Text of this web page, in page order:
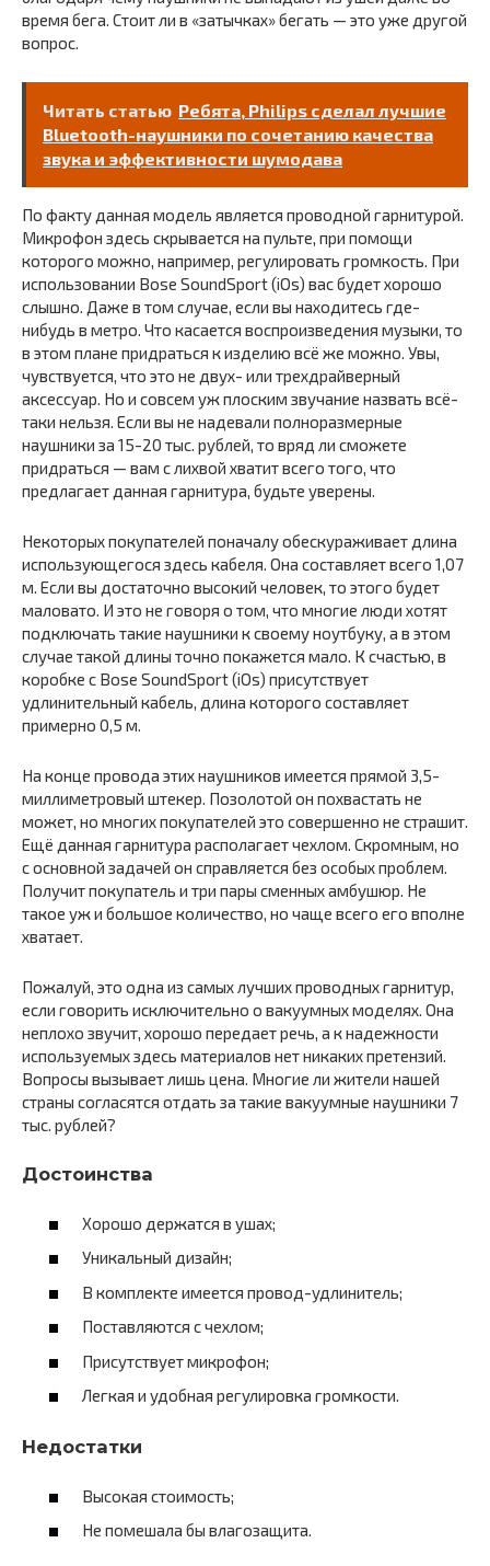
время бега. Стоит ли в «затычках» бегать — это уже другой
вопрос.
Читать статью Ребята, Philips сделал лучшие
Bluetooth-наушники по сочетанию качества
звука и эффективности шумодава
По факту данная модель является проводной гарнитурой.
Микрофон здесь скрывается на пульте, при помощи
которого можно, например, регулировать громкость. При
использовании Bose SoundSport (iOs) вас будет хорошо
слышно. Даже в том случае, если вы находитесь где-
нибудь в метро. Что касается воспроизведения музыки, то
в этом плане придраться к изделию всё же можно. Увы,
чувствуется, что это не двух- или трехдрайверный
аксессуар. Но и совсем уж плоским звучание назвать всё-
таки нельзя. Если вы не надевали полноразмерные
наушники за 15-20 тыс. рублей, то вряд ли сможете
придраться — вам с лихвой хватит всего того, что
предлагает данная гарнитура, будьте уверены.
Некоторых покупателей поначалу обескураживает длина
использующегося здесь кабеля. Она составляет всего 1,07
м. Если вы достаточно высокий человек, то этого будет
маловато. И это не говоря о том, что многие люди хотят
подключать такие наушники к своему ноутбуку, а в этом
случае такой длины точно покажется мало. К счастью, в
коробке с Bose SoundSport (iOs) присутствует
удлинительный кабель, длина которого составляет
примерно 0,5 м.
На конце провода этих наушников имеется прямой 3,5-
миллиметровый штекер. Позолотой он похвастать не
может, но многих покупателей это совершенно не страшит.
Ещё данная гарнитура располагает чехлом. Скромным, но
с основной задачей он справляется без особых проблем.
Получит покупатель и три пары сменных амбушюр. Не
такое уж и большое количество, но чаще всего его вполне
хватает.
Пожалуй, это одна из самых лучших проводных гарнитур,
если говорить исключительно о вакуумных моделях. Она
неплохо звучит, хорошо передает речь, а к надежности
используемых здесь материалов нет никаких претензий.
Вопросы вызывает лишь цена. Многие ли жители нашей
страны согласятся отдать за такие вакуумные наушники 7
тыс. рублей?
Достоинства
Хорошо держатся в ушах;
Уникальный дизайн;
В комплекте имеется провод-удлинитель;
Поставляются с чехлом;
Присутствует микрофон;
Легкая и удобная регулировка громкости.
Недостатки
Высокая стоимость;
Не помешала бы влагозащита.